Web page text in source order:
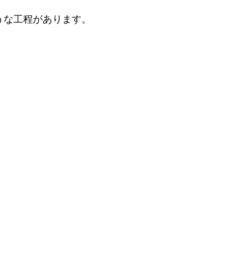
工程があります。